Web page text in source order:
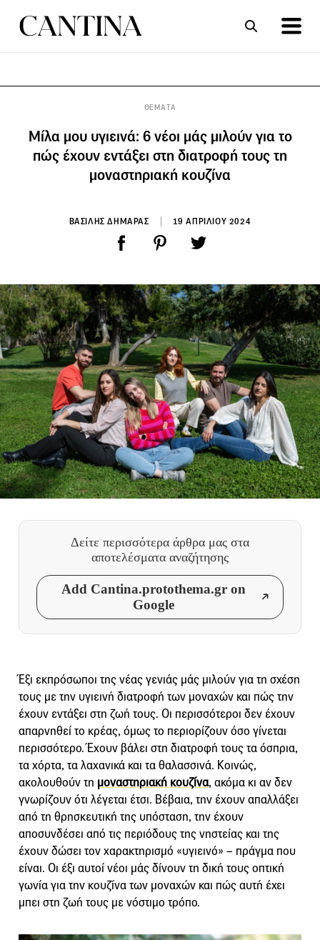
ΘΕΜΑΤΑ
Μίλα μου υγιεινά: 6 νέοι μάς μιλούν για το
πώς έχουν εντάξει στη διατροφή τους τη
μοναστηριακή κουζίνα
ΒΑΣΙΛΗΣ ΔΗΜΑΡΑΣ 19 ΑΠΡΙΛΙΟΥ 2024
Δείτε περισσότερα άρθρα μας στα
αποτελέσματα αναζήτησης
Add Cantina.protothema.gr on
Google
Έξι εκπρόσωποι της νέας γενιάς μάς μιλούν για τη σχέση
τους με την υγιεινή διατροφή των μοναχών και πώς την
έχουν εντάξει στη ζωή τους. Οι περισσότεροι δεν έχουν
απαρνηθεί το κρέας, όμως το περιορίζουν όσο γίνεται
περισσότερο. Έχουν βάλει στη διατροφή τους τα όσπρια,
τα χόρτα, τα λαχανικά και τα θαλασσινά. Κοινώς,
ακολουθούν τη μοναστηριακή κουζίνα, ακόμα κι αν δεν
γνωρίζουν ότι λέγεται έτσι. Βέβαια, την έχουν απαλλάξει
από τη θρησκευτική της υπόσταση, την έχουν
αποσυνδέσει από τις περιόδους της νηστείας και της
έχουν δώσει τον χαρακτηρισμό «υγιεινό» – πράγμα που
είναι. Οι έξι αυτοί νέοι μάς δίνουν τη δική τους οπτική
γωνία για την κουζίνα των μοναχών και πώς αυτή έχει
μπει στη ζωή τους με νόστιμο τρόπο.